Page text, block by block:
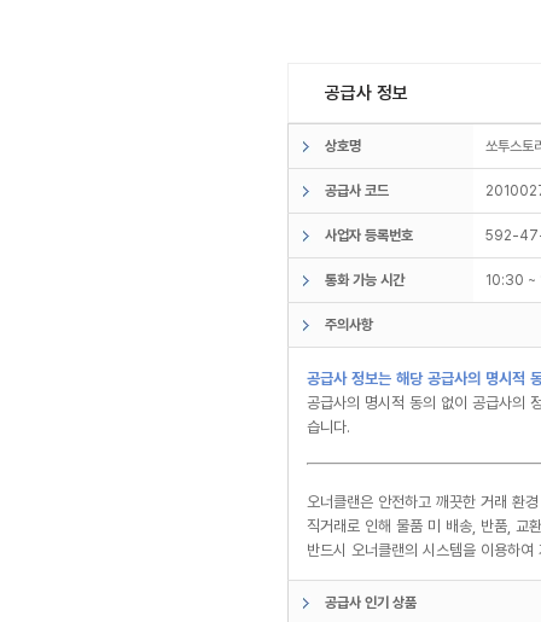
공급사 정보
상호명 쏘투스
공급사 코드
사업자 등록번호 592-
통화 가능 시간 10:30
주의사항
공급사 정보는 해당 공급사의 명시적
공급사의 명시적 동의 없이 공급사의
습니다.
오너클랜은 안전하고 깨끗한 거래 환
직거래로 인해 물품 미 배송, 반품, 교
반드시 오너클랜의 시스템을 이용하
공급사 인기 상품